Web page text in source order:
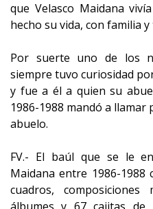
que Velasco Maidana
hecho su vida, con familia y
Por suerte uno de los
siempre tuvo curiosidad
y fue a él a quien su
1986-1988 mandó a
abuelo.
FV.- El baúl que se le
Maidana entre 1986-1988
cuadros, composiciones